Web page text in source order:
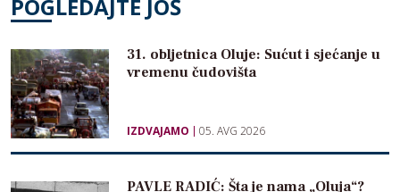
POGLEDAJTE JOŠ
31. obljetnica Oluje: Sućut i sjećanje u
vremenu čudovišta
IZDVAJAMO 05. AVG 2026
PAVLE RADIĆ: Šta je nama „Oluja“?